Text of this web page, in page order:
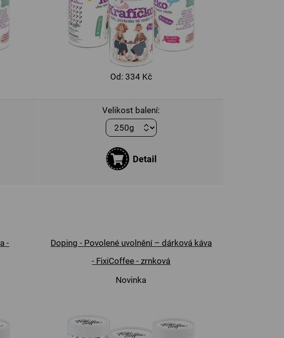
Od: 334 Kč
Velikost balení:
Detail
-
Doping - Povolené uvolnění – dárková káva
- FixiCoffee - zrnková
Novinka